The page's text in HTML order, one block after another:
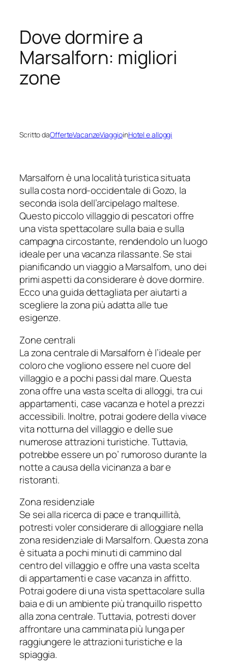
Dove dormire a
Marsalforn: migliori
zone
Scritto daOfferteVacanzeViaggioinHotel e alloggi
Marsalforn è una località turistica situata
sulla costa nord-occidentale di Gozo, la
seconda isola dell’arcipelago maltese.
Questo piccolo villaggio di pescatori offre
una vista spettacolare sulla baia e sulla
campagna circostante, rendendolo un luogo
ideale per una vacanza rilassante. Se stai
pianificando un viaggio a Marsalforn, uno dei
primi aspetti da considerare è dove dormire.
Ecco una guida dettagliata per aiutarti a
scegliere la zona più adatta alle tue
esigenze.
Zone centrali
La zona centrale di Marsalforn è l’ideale per
coloro che vogliono essere nel cuore del
villaggio e a pochi passi dal mare. Questa
zona offre una vasta scelta di alloggi, tra cui
appartamenti, case vacanza e hotel a prezzi
accessibili. Inoltre, potrai godere della vivace
vita notturna del villaggio e delle sue
numerose attrazioni turistiche. Tuttavia,
potrebbe essere un po’ rumoroso durante la
notte a causa della vicinanza a bar e
ristoranti.
Zona residenziale
Se sei alla ricerca di pace e tranquillità,
potresti voler considerare di alloggiare nella
zona residenziale di Marsalforn. Questa zona
è situata a pochi minuti di cammino dal
centro del villaggio e offre una vasta scelta
di appartamenti e case vacanza in affitto.
Potrai godere di una vista spettacolare sulla
baia e di un ambiente più tranquillo rispetto
alla zona centrale. Tuttavia, potresti dover
affrontare una camminata più lunga per
raggiungere le attrazioni turistiche e la
spiaggia.